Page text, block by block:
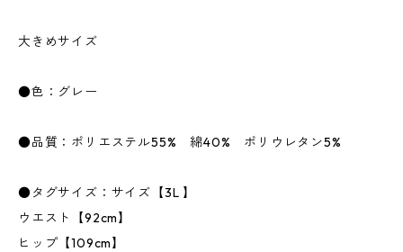
大きめサイズ
●色：グレー
●品質：ポリエステル55% 綿40% ポリウレタン5%
●タグサイズ：サイズ【3L 】
ウエスト【92cm】
ヒップ【109cm】